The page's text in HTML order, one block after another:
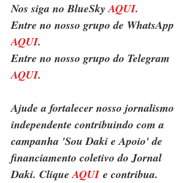
Nos siga no BlueSky AQUI.
Entre no nosso grupo de WhatsApp
AQUI.
Entre no nosso grupo do Telegram
AQUI.
Ajude a fortalecer nosso jornalismo
independente contribuindo com a
campanha 'Sou Daki e Apoio' de
financiamento coletivo do Jornal
Daki. Clique AQUI e contribua.